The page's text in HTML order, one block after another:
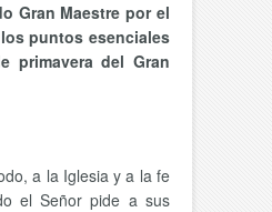
Gran Maestre por el
puntos esenciales
primavera del Gran
a la Iglesia y a la fe
el Señor pide a sus